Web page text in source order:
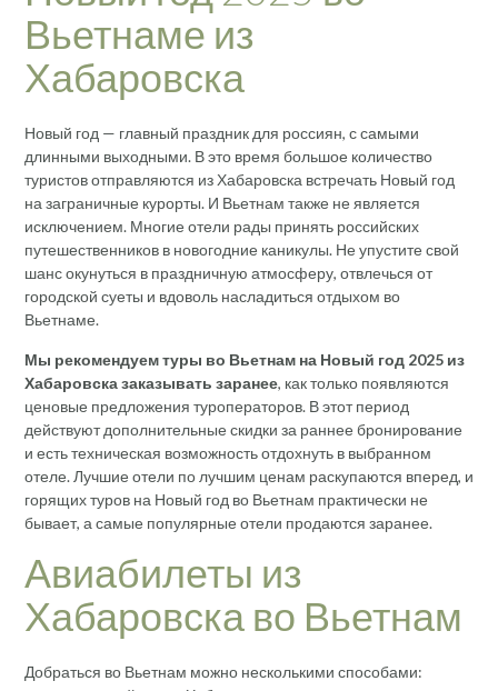
Вьетнаме из
Хабаровска
Новый год — главный праздник для россиян, с самыми
длинными выходными. В это время большое количество
туристов отправляются из Хабаровска встречать Новый год
на заграничные курорты. И Вьетнам также не является
исключением. Многие отели рады принять российских
путешественников в новогодние каникулы. Не упустите свой
шанс окунуться в праздничную атмосферу, отвлечься от
городской суеты и вдоволь насладиться отдыхом во
Вьетнаме.
Мы рекомендуем туры во Вьетнам на Новый год 2025 из
Хабаровска заказывать заранее, как только появляются
ценовые предложения туроператоров. В этот период
действуют дополнительные скидки за раннее бронирование
и есть техническая возможность отдохнуть в выбранном
отеле. Лучшие отели по лучшим ценам раскупаются вперед, и
горящих туров на Новый год во Вьетнам практически не
бывает, а самые популярные отели продаются заранее.
Авиабилеты из
Хабаровска во Вьетнам
Добраться во Вьетнам можно несколькими способами: